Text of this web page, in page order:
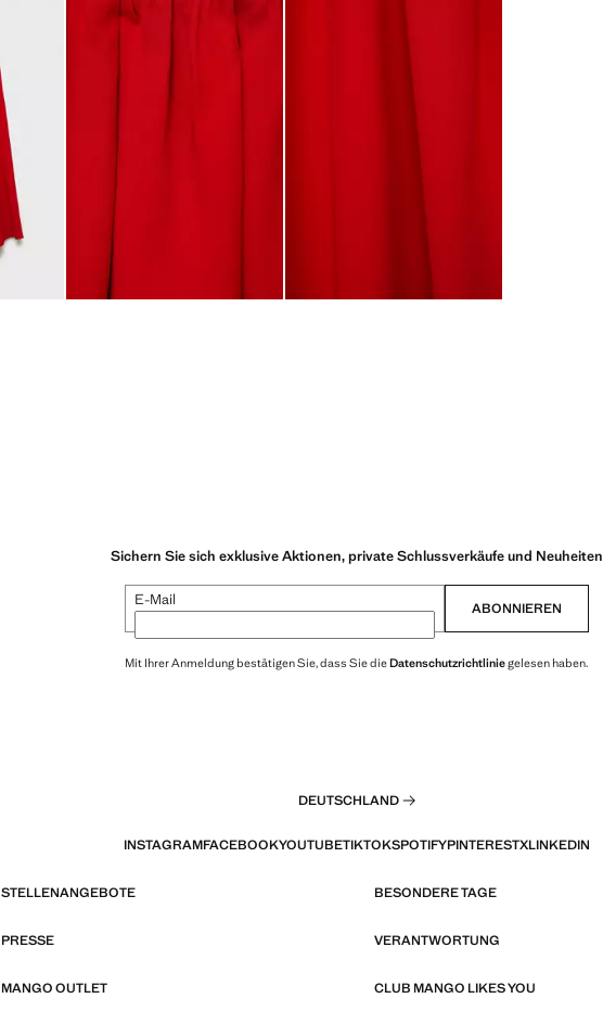
Sichern Sie sich exklusive Aktionen, private Schlussverkäufe und Neuheiten
E-Mail ABONNIEREN
Mit Ihrer Anmeldung bestätigen Sie, dass Sie dieDatenschutzrichtliniegelesen haben.
DEUTSCHLAND
INSTAGRAMFACEBOOKYOUTUBETIKTOKSPOTIFYPINTERESTXLINKEDIN
STELLENANGEBOTE BESONDERE TAGE
PRESSE VERANTWORTUNG
MANGO OUTLET CLUB MANGO LIKES YOU